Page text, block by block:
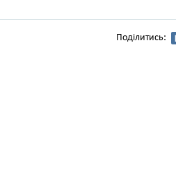
Поділитись: